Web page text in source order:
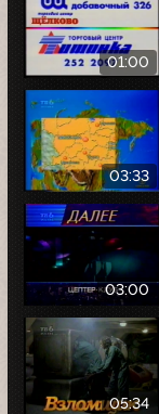
01:00
03:33
03:00
05:34